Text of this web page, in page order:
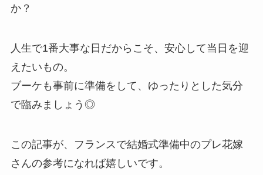
か？
人生で1番大事な日だからこそ、安心して当日を迎
えたいもの。
ブーケも事前に準備をして、ゆったりとした気分
で臨みましょう◎
この記事が、フランスで結婚式準備中のプレ花嫁
さんの参考になれば嬉しいです。